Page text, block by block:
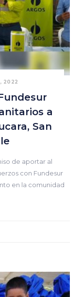
2022
a
San
de aportar al
con Fundesur
en la comunidad